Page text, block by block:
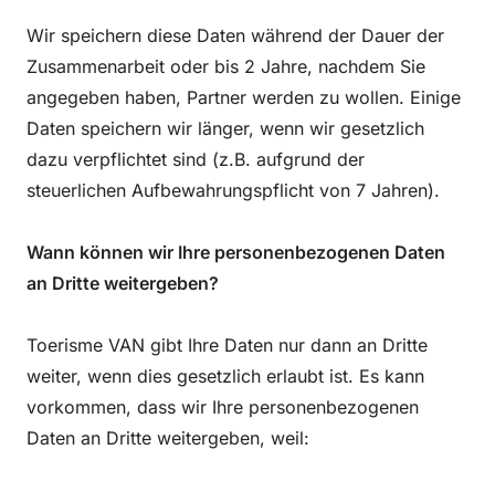
Wir speichern diese Daten während der Dauer der
Zusammenarbeit oder bis 2 Jahre, nachdem Sie
angegeben haben, Partner werden zu wollen. Einige
Daten speichern wir länger, wenn wir gesetzlich
dazu verpflichtet sind (z.B. aufgrund der
steuerlichen Aufbewahrungspflicht von 7 Jahren).
Wann können wir Ihre personenbezogenen Daten
an Dritte weitergeben?
Toerisme VAN gibt Ihre Daten nur dann an Dritte
weiter, wenn dies gesetzlich erlaubt ist. Es kann
vorkommen, dass wir Ihre personenbezogenen
Daten an Dritte weitergeben, weil: